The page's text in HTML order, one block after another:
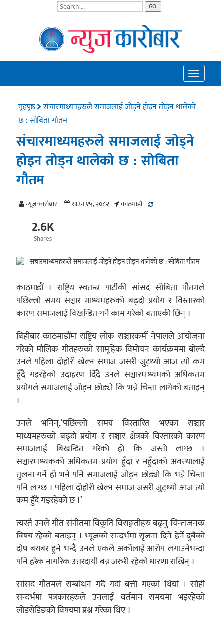
GO
Toggle
गृहपृष्ठ
संचारमाध्यमहरुले समाजलाई जोड्ने होइन तोड्न थालेको
छ : सोबिता गौतम
संचारमाध्यमहरुले समाजलाई जोड्ने
होइन तोड्न थालेको छ : सोबिता
गौतम
न्यूज काराेबार साउन १५, २०८२ काठमाडाैं
2.6K
Shares
काठमाडौं । राष्ट्रिय स्वतन्त्र पार्टीकी सांसद सोबिता गौतमले
पछिल्लो समय सञ्चार माध्यमहरुको बढ्दो प्रयोग र विस्तारको
कारण समाजलाई बिखन्डित गर्ने काम गरेको बताएकी छिन् ।
बिहीबार काठमाडौंमा राष्ट्रिय लोक सञ्चारकर्मी नेपालले आयोजना
गरेको मौलिक गीतहरुको सामूहिक विमोचन कार्यक्रममा बोल्दै
उनले पहिला दोहोरी खेल्न समाज जसरी जुट्थ्यो आज त्यो कम
हुँदै गइरहेको उदाहरण दिँदै उनले सञ्चारमाध्यमको अधिकतम
प्रयोगले समाजलाई जोड्न छोड्यो कि भन्ने चिन्ता लागेको बताइन्
।
उनले भनिन्,‘पछिल्लो समय विस्तारित भएका सञ्चार
माध्यमहरुको बढ्दो प्रयोग र सञ्चार क्षेत्रको विस्तारको कारण
समाजलाई बिखन्डित गरेको हो कि जस्तो लाग्छ ।
सञ्चारमाध्यकको अधिकतम प्रयोग हुँदा र नहुँदाको अवस्थालाई
तुलना गर्ने हो भने पनि समाजलाई जोड्न छोड्यो कि भन्ने चिन्ता
पनि लाग्छ । पहिला दोहोरी खेल्न समाज जसरी जुट्थ्यो आज त्यो
कम हुँदै गइरहेको छ ।’
त्यस्तै उनले गीत संगीतमा विकृति विसङ्गतीहरु बढ्नु चिन्ताजनक
विषय रहेको बताइन् । भ्यूजको सन्दर्भमा सृजना दिने हेर्ने दुबैको
दोष बराबर हुने भन्दै उनले एकले अर्कोलाई आरोप लगाउनेभन्दा
पनि हरेक नागरिक उत्तरदायी बन्न जरुरी रहेको धारणा राखिन् ।
सांसद गौतमले सम्बोधन गर्दै गर्दा बत्ती गएको थियो । सोही
सन्दर्भमा पत्रकारहरुले उनलाई वर्तमान समयमा भइरहेको
लोडसेडिङको विषयमा प्रश्न गरेका थिए ।